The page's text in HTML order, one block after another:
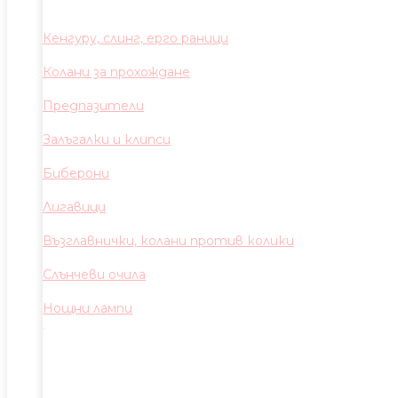
Кенгуру, слинг, ерго раници
Колани за прохождане
Предпазители
Залъгалки и клипси
Биберони
Лигавици
Възглавнички, колани против колики
Слънчеви очила
Нощни лампи